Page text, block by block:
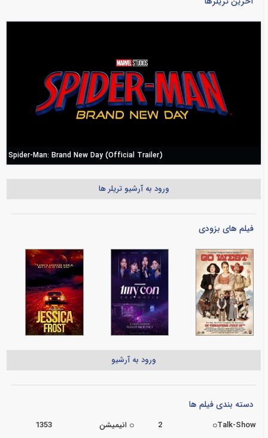
Spider-Man: Brand New Day (Official Trailer)
ورود به آرشیو تریلر ها
فیلم های بزودی
ورود به آرشیو
دسته بندی فیلم ها
Talk-Show
2 انیمیشن
1353